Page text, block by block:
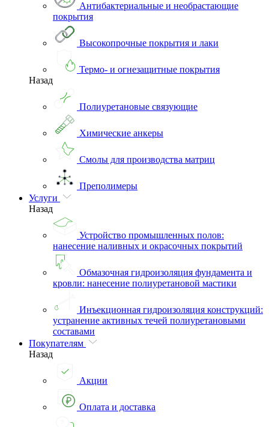
Антибактериальные и необрастающие
покрытия
Высокопрочные покрытия и лаки
Термо- и огнезащитные покрытия
Назад
Полиуретановые связующие
Химические анкеры
Смолы для производства матриц
Преполимеры
Услуги
Назад
Устройство промышленных полов:
нанесение наливных и окрасочных покрытий
Обмазочная гидроизоляция фундамента и
кровли: нанесение полиуретановой мастики
Инъекционная гидроизоляция конструкций:
устранение активных течей полиуретановыми
составами
Покупателям
Назад
Акции
Оплата и доставка